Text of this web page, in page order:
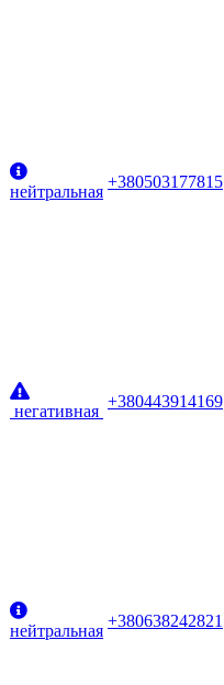
нейтральная
+380503177815
негативная
+380443914169
нейтральная
+380638242821